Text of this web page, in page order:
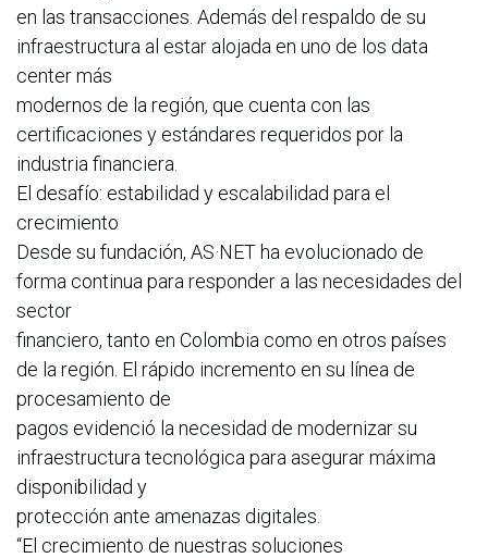
en las transacciones. Además del respaldo de su
infraestructura al estar alojada en uno de los data
center más
modernos de la región, que cuenta con las
certificaciones y estándares requeridos por la
industria financiera.
El desafío: estabilidad y escalabilidad para el
crecimiento
Desde su fundación, AS·NET ha evolucionado de
forma continua para responder a las necesidades del
sector
financiero, tanto en Colombia como en otros países
de la región. El rápido incremento en su línea de
procesamiento de
pagos evidenció la necesidad de modernizar su
infraestructura tecnológica para asegurar máxima
disponibilidad y
protección ante amenazas digitales.
“El crecimiento de nuestras soluciones